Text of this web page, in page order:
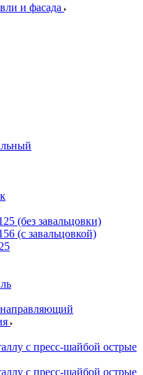
и фасада
(без завальцовки)
(с завальцовкой)
с пресс-шайбой острые
с пресс-шайбой острые